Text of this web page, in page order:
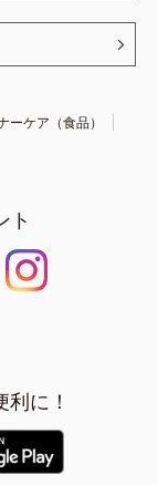
ーケア（食品）
ト
に！